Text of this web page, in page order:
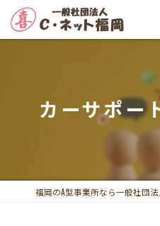
カーサポー